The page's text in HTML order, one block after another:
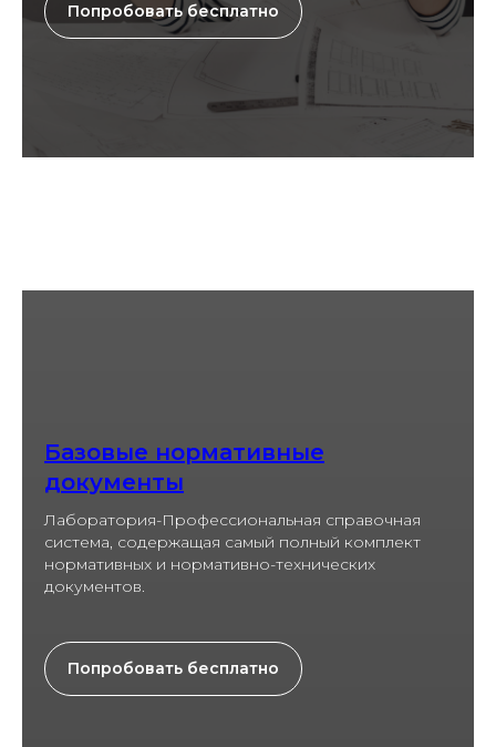
Попробовать бесплатно
Базовые нормативные
документы
Лаборатория-Профессиональная справочная
система, содержащая самый полный комплект
нормативных и нормативно-технических
документов.
Попробовать бесплатно
Двухоконный режим. Возможность
работать сразу с двумя
Документы на контроле. Ни одно
02.